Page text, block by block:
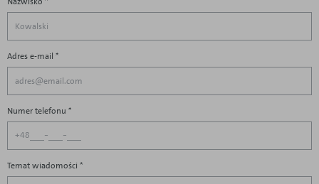
Adres e-mail *
Numer telefonu *
+48 - -
Temat wiadomości *